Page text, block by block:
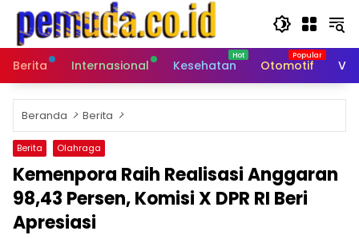
Langsung
konten
Berita
Internasional Kesehatan Otomotif
Beranda Berita
Berita Olahraga
Kemenpora Raih Realisasi Anggaran
98,43 Persen, Komisi X DPR RI Beri
Apresiasi